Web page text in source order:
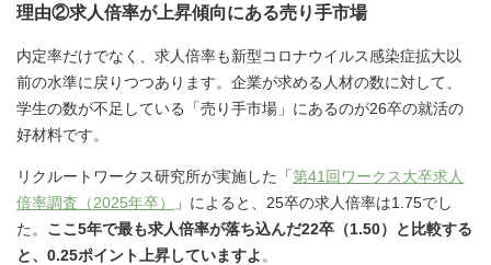
理由②求人倍率が上昇傾向にある売り手市場
内定率だけでなく、求人倍率も新型コロナウイルス感染症拡大以
前の水準に戻りつつあります。企業が求める人材の数に対して、
学生の数が不足している「売り手市場」にあるのが26卒の就活の
好材料です。
リクルートワークス研究所が実施した「第41回ワークス大卒求人
倍率調査（2025年卒）
」によると、25卒の求人倍率は1.75でし
た。 ここ5年で最も求人倍率が落ち込んだ22卒（1.50）と比較する
と、0.25ポイント上昇していますよ 。